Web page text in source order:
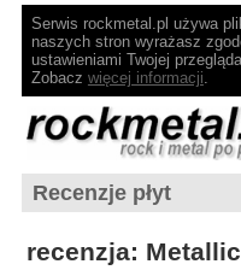
Serwis rockmetal.pl używa
naszych stron wyrażasz
ustawieniami Twojej
Zobacz więcej informacji.
Recenzje płyt
recenzja: